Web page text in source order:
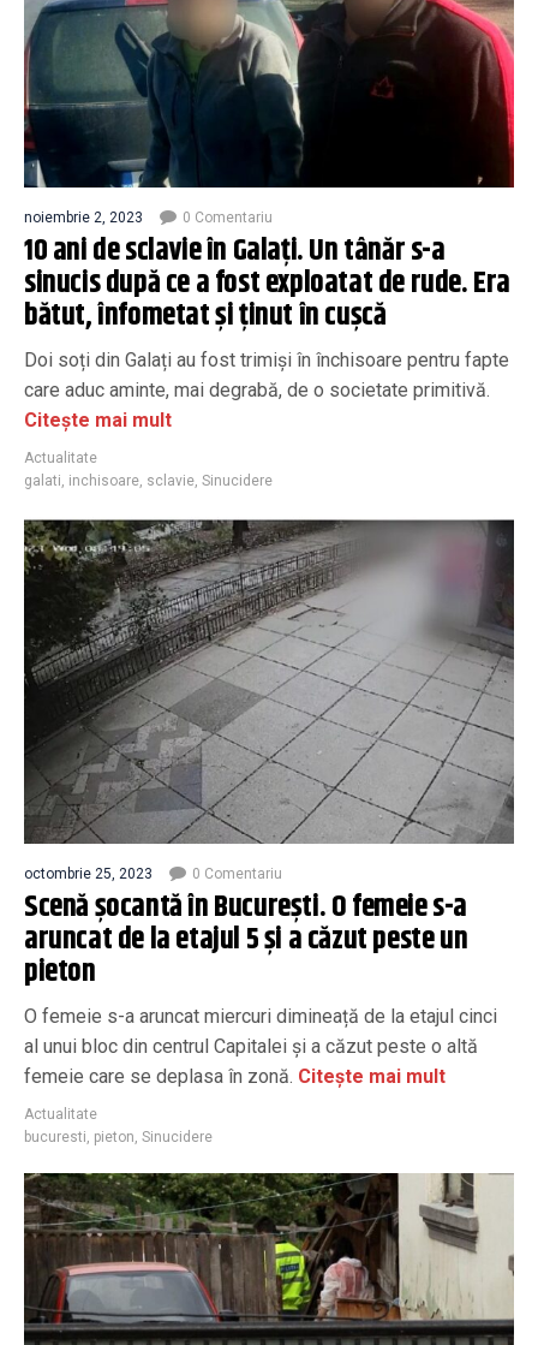
noiembrie 2, 2023 0 Comentariu
10 ani de sclavie în Galați. Un tânăr s-a
sinucis după ce a fost exploatat de rude. Era
bătut, înfometat și ținut în cușcă
Doi soți din Galați au fost trimiși în închisoare pentru fapte
care aduc aminte, mai degrabă, de o societate primitivă.
Citește mai mult
Actualitate
galati inchisoare sclavie Sinucidere
octombrie 25, 2023 0 Comentariu
Scenă șocantă în București. O femeie s-a
aruncat de la etajul 5 și a căzut peste un
pieton
O femeie s-a aruncat miercuri dimineață de la etajul cinci
al unui bloc din centrul Capitalei și a căzut peste o altă
femeie care se deplasa în zonă. Citește mai mult
Actualitate
bucuresti pieton Sinucidere